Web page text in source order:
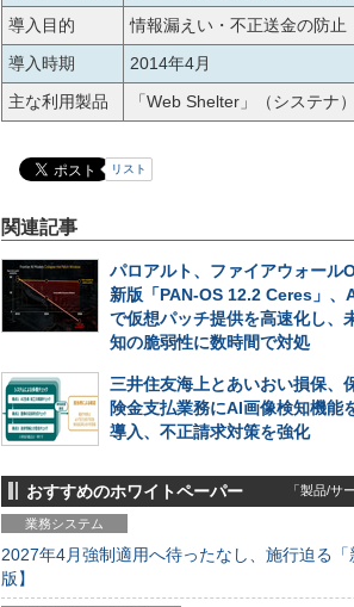
導入目的
情報漏えい・不正送金の防止
導入時期
2014年4月
主な利用製品
「Web Shelter」（システナ）
リスト
関連記事
パロアルト、ファイアウォール
新版「PAN-OS 12.2 Ceres」、
で仮想パッチ提供を高速化し、
知の脆弱性に数時間で対処
三井住友海上とあいおい損保、
険金支払業務にAI画像検知機能
導入、不正請求対策を強化
おすすめのホワイトペーパー 「製品/サ
業務システム
2027年4月強制適用へ待ったなし、施行迫る
版】